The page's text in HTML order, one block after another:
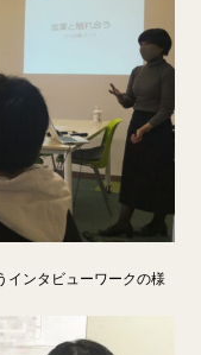
インタビューワークの様